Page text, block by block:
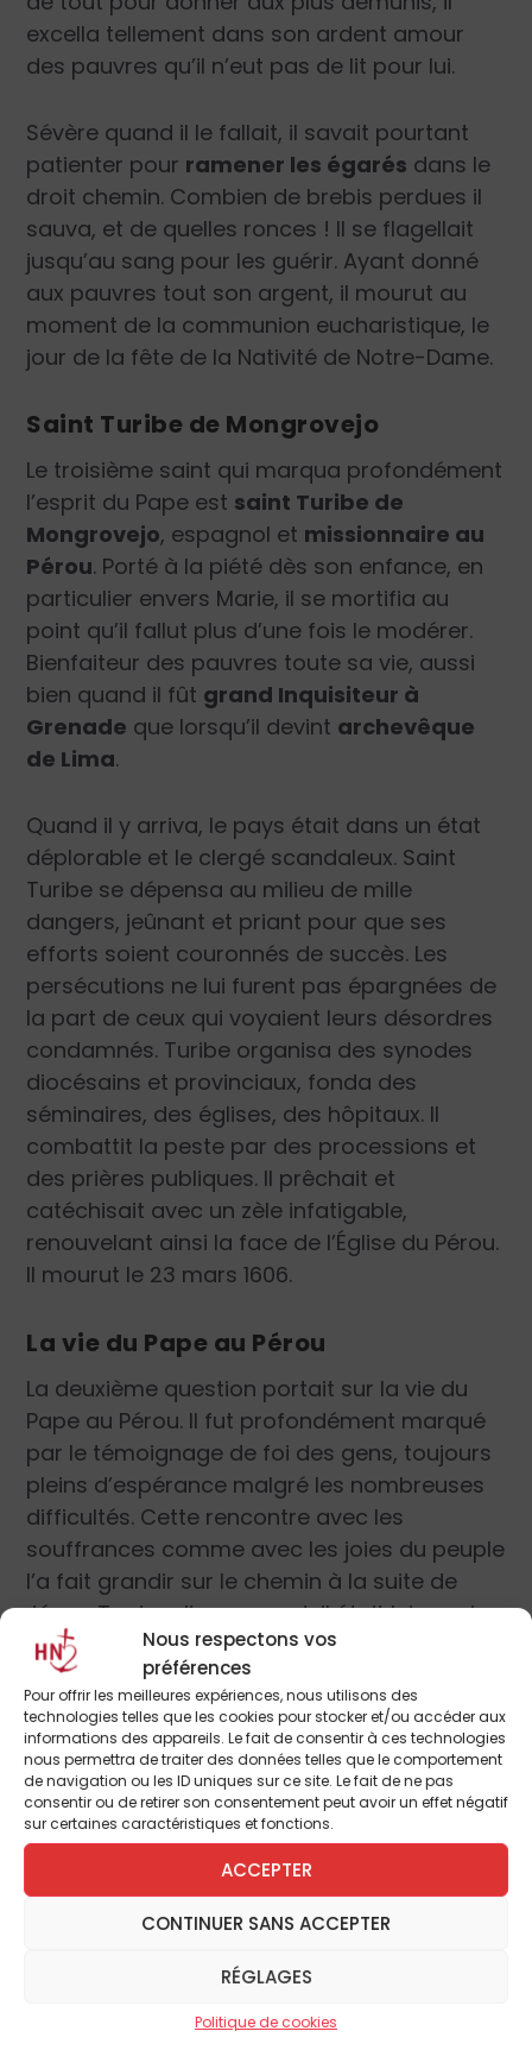
Nous respectons vos
préférences
Pour offrir les meilleures expériences, nous utilisons des
technologies telles que les cookies pour stocker et/ou accéder aux
informations des appareils. Le fait de consentir à ces technologies
nous permettra de traiter des données telles que le comportement
de navigation ou les ID uniques sur ce site. Le fait de ne pas
consentir ou de retirer son consentement peut avoir un effet négatif
sur certaines caractéristiques et fonctions.
ACCEPTER
CONTINUER SANS ACCEPTER
RÉGLAGES
Politique de cookies
excella tellement dans son ardent amour
des pauvres qu’il n’eut pas de lit pour lui.
Sévère quand il le fallait, il savait pourtant
patienter pour ramener les égarés dans le
droit chemin. Combien de brebis perdues il
sauva, et de quelles ronces ! Il se flagellait
jusqu’au sang pour les guérir. Ayant donné
aux pauvres tout son argent, il mourut au
moment de la communion eucharistique, le
jour de la fête de la Nativité de Notre-Dame.
Saint Turibe de Mongrovejo
Le troisième saint qui marqua profondément
l’esprit du Pape est saint Turibe de
Mongrovejo, espagnol et missionnaire au
Pérou. Porté à la piété dès son enfance, en
particulier envers Marie, il se mortifia au
point qu’il fallut plus d’une fois le modérer.
Bienfaiteur des pauvres toute sa vie, aussi
bien quand il fût grand Inquisiteur à
Grenade que lorsqu’il devint archevêque
de Lima.
Quand il y arriva, le pays était dans un état
déplorable et le clergé scandaleux. Saint
Turibe se dépensa au milieu de mille
dangers, jeûnant et priant pour que ses
efforts soient couronnés de succès. Les
persécutions ne lui furent pas épargnées de
la part de ceux qui voyaient leurs désordres
condamnés. Turibe organisa des synodes
diocésains et provinciaux, fonda des
séminaires, des églises, des hôpitaux. Il
combattit la peste par des processions et
des prières publiques. Il prêchait et
catéchisait avec un zèle infatigable,
renouvelant ainsi la face de l’Église du Pérou.
Il mourut le 23 mars 1606.
La vie du Pape au Pérou
La deuxième question portait sur la vie du
Pape au Pérou. Il fut profondément marqué
par le témoignage de foi des gens, toujours
pleins d’espérance malgré les nombreuses
difficultés. Cette rencontre avec les
souffrances comme avec les joies du peuple
l’a fait grandir sur le chemin à la suite de
Jésus. Tout en l’annonçant, il était lui aussi
transformé par l’Évangile et la vie de ces
gens, matériellement très pauvres, mais
riches dans la foi.
Le silence
La troisième question portait sur la
reconnaissance de Dieu que l’on ne peut
entendre que dans le silence. En des termes
proches de ceux qu’avait prononcés Paul VI
trompent nos désirs et ne nous
nourrissent pas. Dans le silence, nous